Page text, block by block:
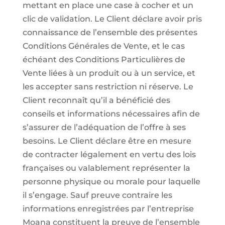
mettant en place une case à cocher et un
clic de validation. Le Client déclare avoir pris
connaissance de l’ensemble des présentes
Conditions Générales de Vente, et le cas
échéant des Conditions Particulières de
Vente liées à un produit ou à un service, et
les accepter sans restriction ni réserve. Le
Client reconnaît qu’il a bénéficié des
conseils et informations nécessaires afin de
s’assurer de l’adéquation de l’offre à ses
besoins. Le Client déclare être en mesure
de contracter légalement en vertu des lois
françaises ou valablement représenter la
personne physique ou morale pour laquelle
il s’engage. Sauf preuve contraire les
informations enregistrées par l’entreprise
Moana constituent la preuve de l’ensemble